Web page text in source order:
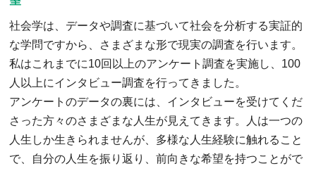
社会学は、データや調査に基づいて社会を分析する実証的
な学問ですから、さまざまな形で現実の調査を行います。
私はこれまでに10回以上のアンケート調査を実施し、100
人以上にインタビュー調査を行ってきました。
アンケートのデータの裏には、インタビューを受けてくだ
さった方々のさまざまな人生が見えてきます。人は一つの
人生しか生きられませんが、多様な人生経験に触れること
で、自分の人生を振り返り、前向きな希望を持つことがで